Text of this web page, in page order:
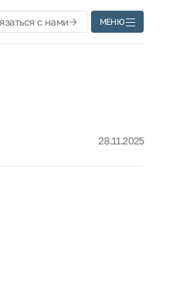
с нами МЕНЮ
28.11.2025